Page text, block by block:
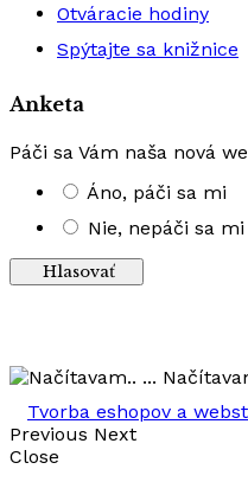
Otváracie hodiny
Spýtajte sa knižnice
Anketa
Páči sa Vám naša nová
Áno, páči sa mi
Nie, nepáči sa mi
Tvorba eshopov a
Previous Next
Close